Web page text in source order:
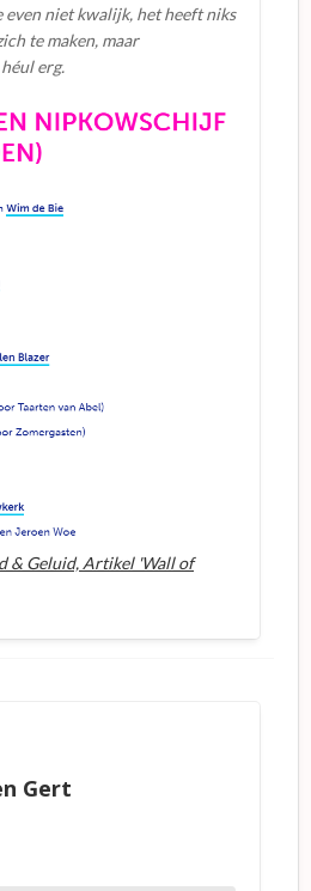
even niet kwalijk, het heeft niks
te maken, maar
erg.
& Geluid, Artikel 'Wall of
Gert